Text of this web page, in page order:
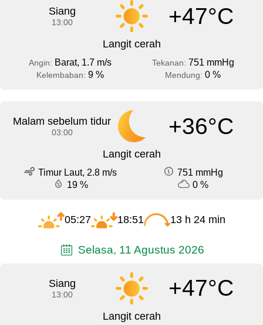
Siang
13:00 +47°C
Langit cerah
Angin: Barat, 1.7 m/s Tekanan: 751 mmHg
Kelembaban: 9 % Mendung: 0 %
Malam sebelum tidur
03:00 +36°C
Langit cerah
Timur Laut, 2.8 m/s
751 mmHg
19 %
0 %
05:27 18:51 13 h 24 min
Selasa, 11 Agustus 2026
Siang
13:00 +47°C
Langit cerah